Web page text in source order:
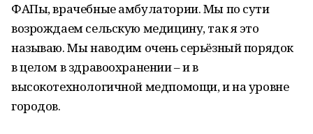
ФАПы, врачебные амбулатории. Мы по сути
возрождаем сельскую медицину, так я это
называю. Мы наводим очень серьёзный порядок
в целом в здравоохранении – и в
высокотехнологичной медпомощи, и на уровне
городов.